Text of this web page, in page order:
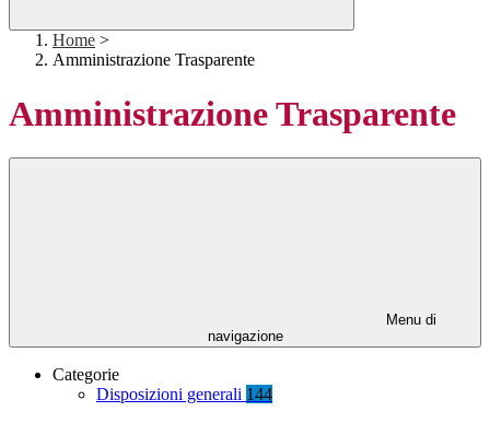
Home >
Amministrazione Trasparente
Amministrazione Trasparente
Menu di
navigazione
Categorie
Disposizioni generali 144